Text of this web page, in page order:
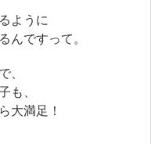
ように
んですって。
、
も、
大満足！